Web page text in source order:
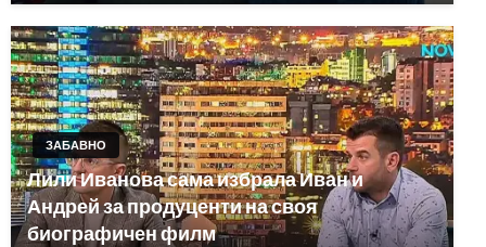
ЗАБАВНО
Лили Иванова сама избрала Иван и
Андрей за продуценти на своя
биографичен филм